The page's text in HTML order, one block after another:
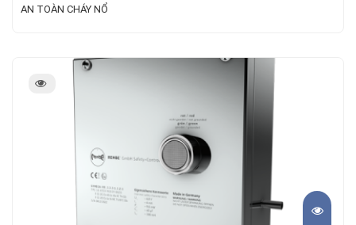
AN TOÀN CHÁY NỔ